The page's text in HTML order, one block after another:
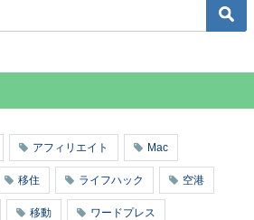
アフィリエイト Mac
移住 ライフハック 空港
移動 ワードプレス